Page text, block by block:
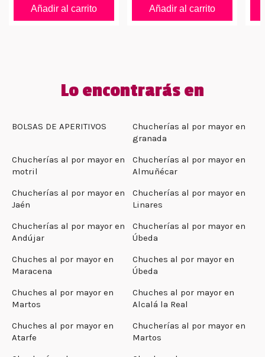
Añadir al carrito Añadir al carrito
Lo encontrarás en
BOLSAS DE APERITIVOS
Chucherías al por mayor en
granada
Chucherías al por mayor en
motril
Chucherías al por mayor en
Almuñécar
Chucherías al por mayor en
Jaén
Chucherías al por mayor en
Linares
Chucherías al por mayor en
Andújar
Chucherías al por mayor en
Úbeda
Chuches al por mayor en
Maracena
Chuches al por mayor en
Úbeda
Chuches al por mayor en
Martos
Chuches al por mayor en
Alcalá la Real
Chuches al por mayor en
Atarfe
Chucherías al por mayor en
Martos